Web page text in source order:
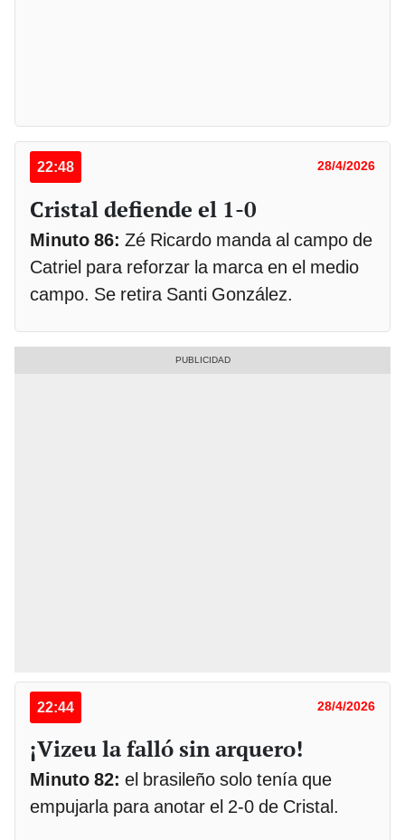
22:48 28/4/2026
Cristal defiende el 1-0
Minuto 86: Zé Ricardo manda al campo de
Catriel para reforzar la marca en el medio
campo. Se retira Santi González.
22:44 28/4/2026
¡Vizeu la falló sin arquero!
Minuto 82: el brasileño solo tenía que
empujarla para anotar el 2-0 de Cristal.